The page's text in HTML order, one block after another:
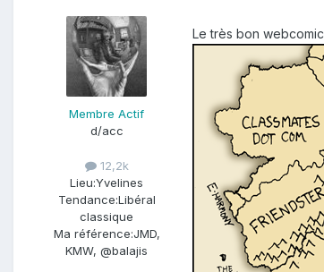
Membre Actif
d/acc
12,2k
Lieu:Yvelines
Tendance:Libéral
classique
Ma référence:JMD,
KMW, @balajis
Le très bon webcomic